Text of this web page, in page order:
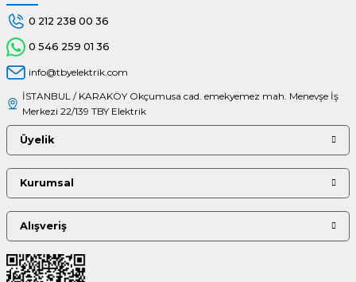
0 212 238 00 36
0 546 259 01 36
info@tbyelektrik.com
İSTANBUL / KARAKÖY Okçumusa cad. emekyemez mah. Menevşe İş
Merkezi 22/139 TBY Elektrik
Üyelik
Kurumsal
Alışveriş